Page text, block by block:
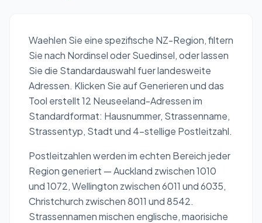
Waehlen Sie eine spezifische NZ-Region, filtern
Sie nach Nordinsel oder Suedinsel, oder lassen
Sie die Standardauswahl fuer landesweite
Adressen. Klicken Sie auf Generieren und das
Tool erstellt 12 Neuseeland-Adressen im
Standardformat: Hausnummer, Strassenname,
Strassentyp, Stadt und 4-stellige Postleitzahl.
Postleitzahlen werden im echten Bereich jeder
Region generiert — Auckland zwischen 1010
und 1072, Wellington zwischen 6011 und 6035,
Christchurch zwischen 8011 und 8542.
Strassennamen mischen englische, maorisiche